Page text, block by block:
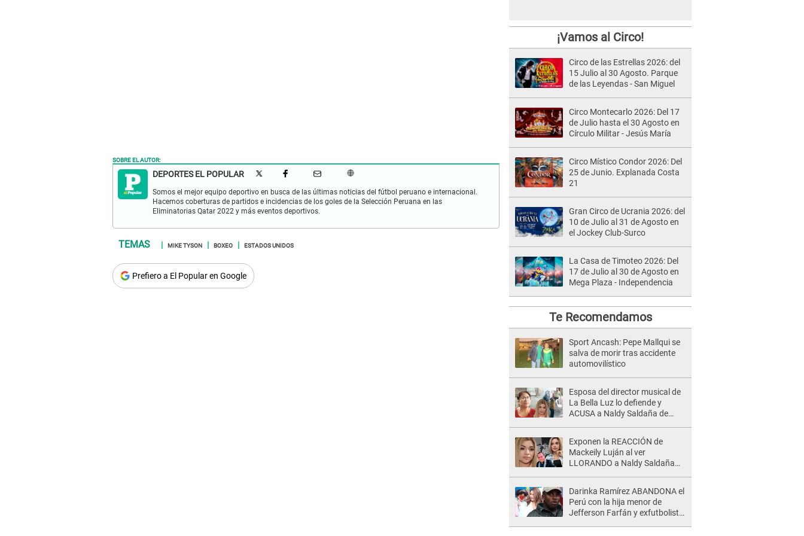
SOBRE EL AUTOR:
DEPORTES EL POPULAR
Somos el mejor equipo deportivo en busca de las últimas noticias del fútbol peruano e internacional.
Hacemos coberturas de partidos e incidencias de los goles de la Selección Peruana en las
Eliminatorias Qatar 2022 y más eventos deportivos.
MIKE TYSON BOXEO ESTADOS UNIDOS
Prefiero a El Popular en Google
¡Vamos al Circo!
Circo de las Estrellas 2026: del
15 Julio al 30 Agosto. Parque
de las Leyendas - San Miguel
Circo Montecarlo 2026: Del 17
de Julio hasta el 30 Agosto en
Círculo Militar - Jesús María
Circo Místico Condor 2026: Del
25 de Junio. Explanada Costa
21
Gran Circo de Ucrania 2026: del
10 de Julio al 31 de Agosto en
el Jockey Club-Surco
La Casa de Timoteo 2026: Del
17 de Julio al 30 de Agosto en
Mega Plaza - Independencia
Te Recomendamos
Sport Ancash: Pepe Mallqui se
salva de morir tras accidente
automovilístico
Esposa del director musical de
La Bella Luz lo defiende y
ACUSA a Naldy Saldaña de
Exponen la REACCIÓN de
Mackeily Luján al ver
LLORANDO a Naldy Saldaña
Darinka Ramírez ABANDONA el
Perú con la hija menor de
Jefferson Farfán y exfutbolista